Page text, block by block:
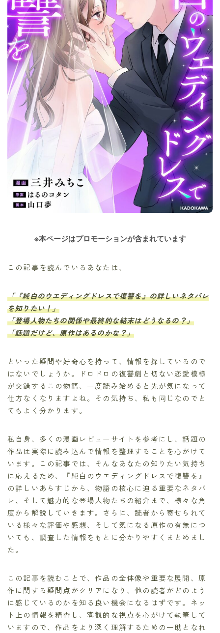
※本ページはプロモーションが含まれています
この記事を読んでいるあなたは、
「『純白のウエディングドレスで復讐を』の詳しいネタバレ
を知りたい！」
「登場人物たちの関係や最終的な結末はどうなるの？」
「話題だけど、原作はあるのかな？」
といった疑問や好奇心を持って、情報を探しているので
はないでしょうか。ドロドロの復讐劇と切ない恋愛模様
が交錯するこの物語、一度読み始めると先が気になって
仕方なくなりますよね。その気持ち、私も同じなのでと
てもよく分かります。
私自身、多くの漫画レビューサイトを参考にし、話題の
作品は実際に読み込んで情報を整理することを心がけて
います。この記事では、そんなあなたの知りたい気持ち
に応えるため、『純白のウエディングドレスで復讐を』
の詳しいあらすじから、物語の核心に迫る重要なネタバ
レ、そして魅力的な登場人物たちの紹介まで、様々な角
度から解説していきます。さらに、読者から寄せられて
いる様々な評価や感想、そして気になる原作の有無につ
いても、調査した情報をもとに分かりやすくまとめまし
た。
この記事を読むことで、作品の全体像や重要な展開、原
作に関する疑問点がクリアになり、他の読者がどのよう
に感じているのかを知る良い機会になるはずです。ネッ
ト上の情報を精査し、客観的な視点を心がけて執筆して
いますので、作品をより深く理解するための一助となれ